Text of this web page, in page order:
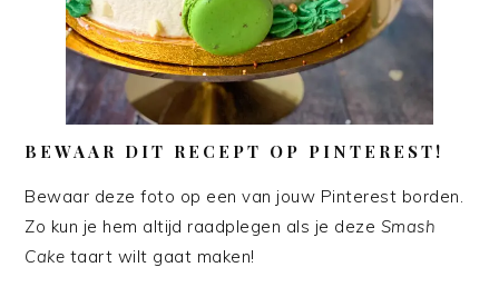
BEWAAR DIT RECEPT OP PINTEREST!
Bewaar deze foto op een van jouw Pinterest borden.
Zo kun je hem altijd raadplegen als je deze Smash
Cake taart wilt gaat maken!